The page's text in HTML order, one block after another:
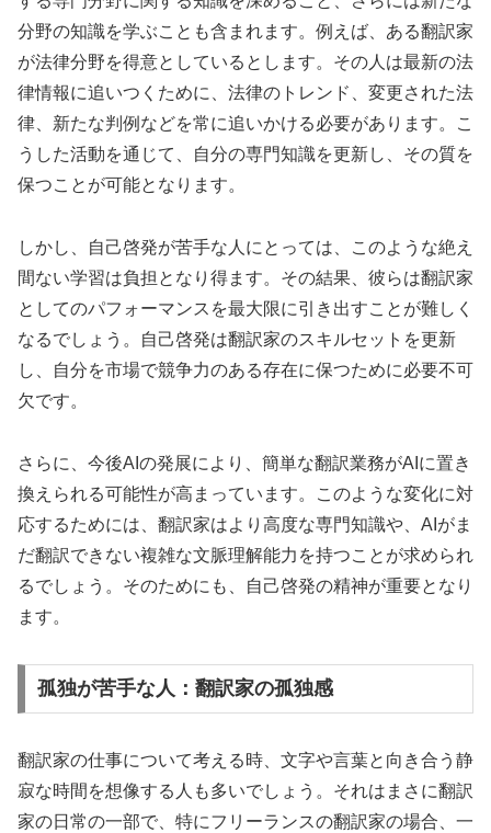
分野の知識を学ぶことも含まれます。例えば、ある翻訳家
が法律分野を得意としているとします。その人は最新の法
律情報に追いつくために、法律のトレンド、変更された法
律、新たな判例などを常に追いかける必要があります。こ
うした活動を通じて、自分の専門知識を更新し、その質を
保つことが可能となります。
しかし、自己啓発が苦手な人にとっては、このような絶え
間ない学習は負担となり得ます。その結果、彼らは翻訳家
としてのパフォーマンスを最大限に引き出すことが難しく
なるでしょう。自己啓発は翻訳家のスキルセットを更新
し、自分を市場で競争力のある存在に保つために必要不可
欠です。
さらに、今後AIの発展により、簡単な翻訳業務がAIに置き
換えられる可能性が高まっています。このような変化に対
応するためには、翻訳家はより高度な専門知識や、AIがま
だ翻訳できない複雑な文脈理解能力を持つことが求められ
るでしょう。そのためにも、自己啓発の精神が重要となり
ます。
孤独が苦手な人：翻訳家の孤独感
翻訳家の仕事について考える時、文字や言葉と向き合う静
寂な時間を想像する人も多いでしょう。それはまさに翻訳
家の日常の一部で、特にフリーランスの翻訳家の場合、一